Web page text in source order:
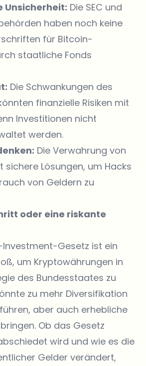
Unsicherheit: Die SEC und
haben noch keine
für Bitcoin-
staatliche Fonds
Die Schwankungen des
finanzielle Risiken mit
Investitionen nicht
werden.
Die Verwahrung von
Lösungen, um Hacks
von Geldern zu
oder eine riskante
Gesetz ist ein
um Kryptowährungen in
des Bundesstaates zu
zu mehr Diversifikation
aber auch erhebliche
Ob das Gesetz
wird und wie es die
Gelder verändert,